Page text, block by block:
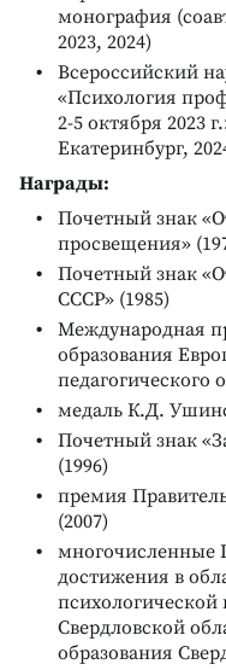
монография
2023, 2024)
Всероссийский
«Психология
2-5 октября 2023
Екатеринбург,
Награды:
Почетный знак
просвещения»
Почетный знак
СССР» (1985)
Международная
образования
педагогического
медаль К.Д.
Почетный знак
(1996)
премия
(2007)
многочисленные
достижения в
психологической
Свердловской
образования